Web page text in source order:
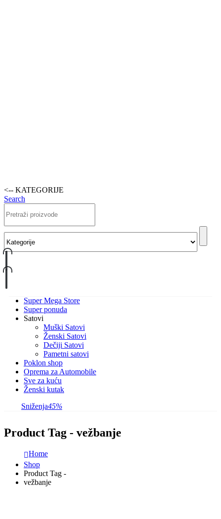
<-- KATEGORIJE
Search
Super Mega Store
Super ponuda
Satovi
Muški Satovi
Ženski Satovi
Dečiji Satovi
Pametni satovi
Poklon shop
Oprema za Automobile
Sve za kuću
Ženski kutak
Sniženja45%
Product Tag - vežbanje
Home
Shop
Product Tag -
vežbanje